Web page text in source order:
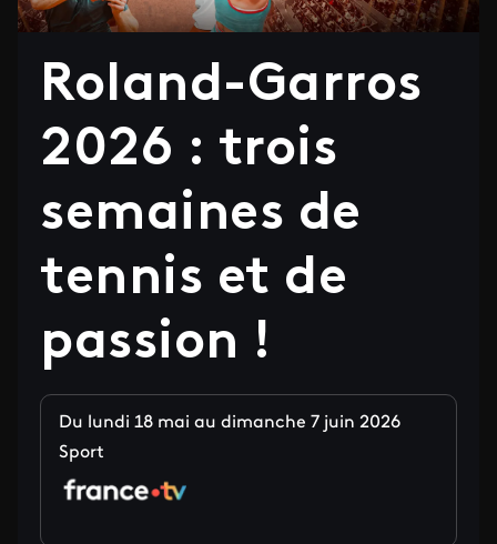
Roland-Garros
2026 : trois
semaines de
tennis et de
passion !
Du lundi 18 mai au dimanche 7 juin 2026
Sport